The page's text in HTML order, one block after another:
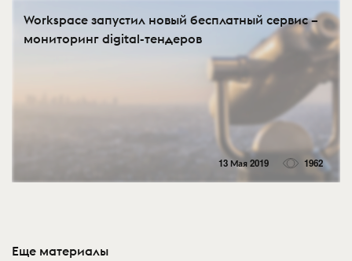
Workspace запустил новый бесплатный сервис –
мониторинг digital-тендеров
13 Мая 2019 1962
Еще материалы